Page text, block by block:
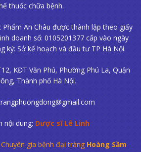
thuốc chữa bệnh.
Phẩm An Châu được thành lập theo giấy
doanh số: 0105201377 cấp vào ngày
ký: Sở kế hoạch và đầu tư TP Hà Nội.
KĐT Văn Phú, Phường Phú La, Quận
Thành phố Hà Nội.
nội dung: Dược sĩ Lê Linh
Chuyên gia bệnh đại tràng Hoàng Sầm